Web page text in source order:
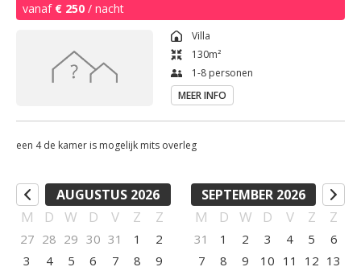
vanaf € 250 / nacht
Villa
130m²
1-8 personen
MEER INFO
een 4 de kamer is mogelijk mits overleg
AUGUSTUS 2026
M D W D V Z Z
27 28 29 30 31 1
2
3
4 5 6 7 8
9
SEPTEMBER 2026
M D W D V Z Z
31 1 2 3 4 5
6
7
8 9 10 11 12 13